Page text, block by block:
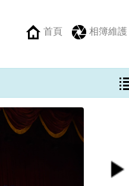
首頁 相簿維護